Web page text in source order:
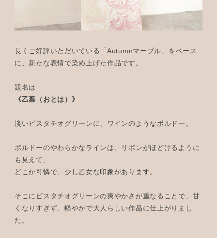
長くご好評いただいている「Autumnマーブル」をベース
に、新たな表情で染め上げた作品です。
題名は
《乙葉（おとは）》
淡いピスタチオグリーンに、ワインのようなボルドー。
ボルドーのやわらかなラインは、リボンがほどけるように
も見えて、
どこか可憐で、少し乙女な印象があります。
そこにピスタチオグリーンの爽やかさが重なることで、甘
くなりすぎず、軽やかで大人らしい作品に仕上がりまし
た。